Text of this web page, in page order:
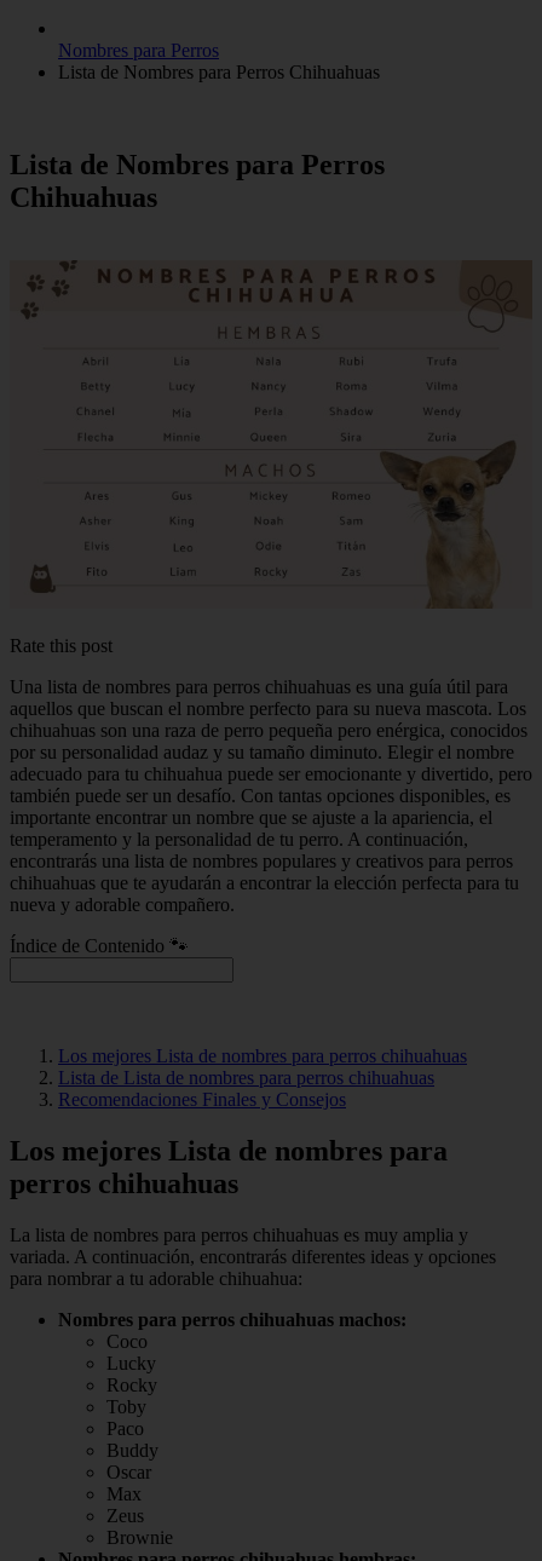
Nombres para Perros
Lista de Nombres para Perros Chihuahuas
Lista de Nombres para Perros
Chihuahuas
Rate this post
Una lista de nombres para perros chihuahuas es una guía útil para
aquellos que buscan el nombre perfecto para su nueva mascota. Los
chihuahuas son una raza de perro pequeña pero enérgica, conocidos
por su personalidad audaz y su tamaño diminuto. Elegir el nombre
adecuado para tu chihuahua puede ser emocionante y divertido, pero
también puede ser un desafío. Con tantas opciones disponibles, es
importante encontrar un nombre que se ajuste a la apariencia, el
temperamento y la personalidad de tu perro. A continuación,
encontrarás una lista de nombres populares y creativos para perros
chihuahuas que te ayudarán a encontrar la elección perfecta para tu
nueva y adorable compañero.
Índice de Contenido 🐾
Los mejores Lista de nombres para perros chihuahuas
Lista de Lista de nombres para perros chihuahuas
Recomendaciones Finales y Consejos
Los mejores Lista de nombres para
perros chihuahuas
La lista de nombres para perros chihuahuas es muy amplia y
variada. A continuación, encontrarás diferentes ideas y opciones
para nombrar a tu adorable chihuahua:
Nombres para perros chihuahuas machos:
Coco
Lucky
Rocky
Toby
Paco
Buddy
Oscar
Max
Zeus
Brownie